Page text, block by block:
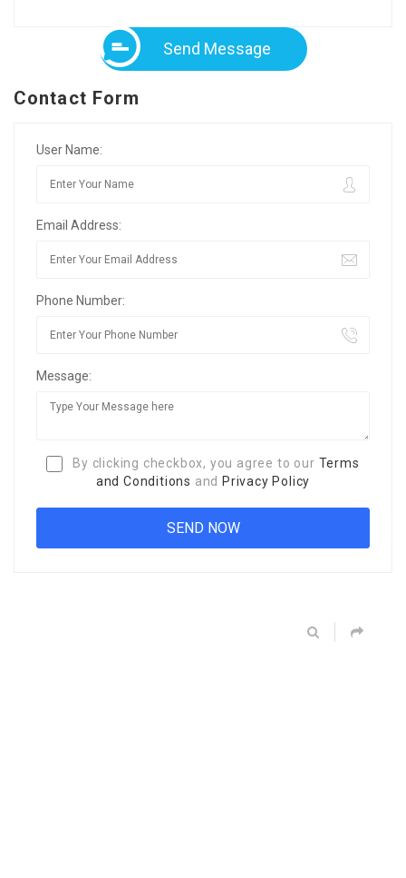
Send Message
Contact Form
User Name:
Email Address:
Phone Number:
Message:
By clicking checkbox, you agree to our Terms
and Conditions and Privacy Policy